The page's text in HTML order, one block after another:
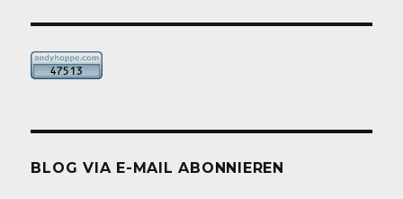
BLOG VIA E-MAIL ABONNIEREN